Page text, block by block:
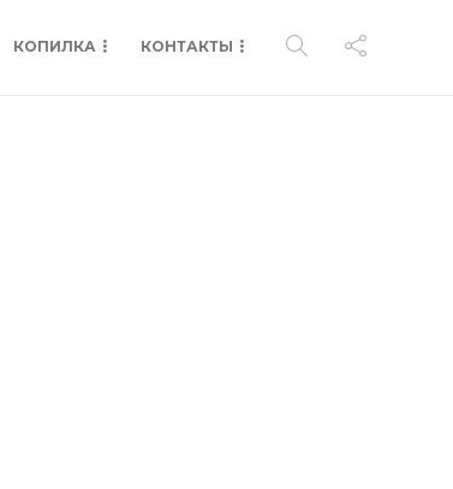
КОПИЛКА КОНТАКТЫ